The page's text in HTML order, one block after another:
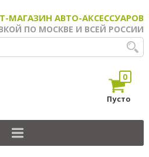
МАГАЗИН АВТО-АКСЕССУАРОВ
ПО МОСКВЕ И ВСЕЙ РОССИИ
0
Пусто